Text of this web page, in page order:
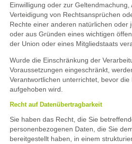
Einwilligung oder zur Geltendmachung,
Verteidigung von Rechtsansprüchen
Rechte einer anderen natürlichen oder
oder aus Gründen eines wichtigen
der Union oder eines Mitgliedstaats
Wurde die Einschränkung der
Voraussetzungen eingeschränkt,
Verantwortlichen unterrichtet, bevor die
aufgehoben wird.
Recht auf Datenübertragbarkeit
Sie haben das Recht, die Sie
personenbezogenen Daten, die Sie
bereitgestellt haben, in einem